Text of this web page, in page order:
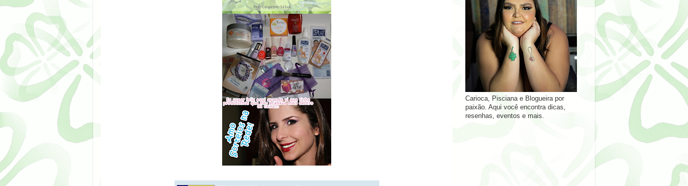
Carioca, Pisciana e Blogueira por
paixão. Aqui você encontra dicas,
resenhas, eventos e mais.